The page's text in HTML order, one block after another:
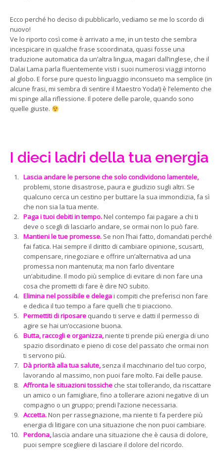
Ecco perché ho deciso di pubblicarlo, vediamo se me lo scordo di
nuovo!
Ve lo riporto così come è arrivato a me, in un testo che sembra
incespicare in qualche frase scoordinata, quasi fosse una
traduzione automatica da un’altra lingua, magari dall’inglese, che il
Dalai Lama parla fluentemente visti i suoi numerosi viaggi intorno
al globo. E forse pure questo linguaggio inconsueto ma semplice (in
alcune frasi, mi sembra di sentire il Maestro Yoda!) è l’elemento che
mi spinge alla riflessione. Il potere delle parole, quando sono
quelle giuste.
I dieci ladri della tua energia
Lascia andare le persone che solo condividono lamentele,
problemi, storie disastrose, paura e giudizio sugli altri. Se
qualcuno cerca un cestino per buttare la sua immondizia, fa sì
che non sia la tua mente.
Paga i tuoi debiti in tempo.Nel contempo fai pagare a chi ti
deve o scegli di lasciarlo andare, se ormai non lo può fare.
Mantieni le tue promesse.Se non l’hai fatto, domandati perché
fai fatica. Hai sempre il diritto di cambiare opinione, scusarti,
compensare, rinegoziare e offrire un’alternativa ad una
promessa non mantenuta; ma non farlo diventare
un’abitudine. Il modo più semplice di evitare di non fare una
cosa che prometti di fare è dire NO subito.
Elimina nel possibile e delegai compiti che preferisci non fare
e dedica il tuo tempo a fare quelli che ti piacciono.
Permettiti di riposarequando ti serve e datti il permesso di
agire se hai un’occasione buona.
Butta, raccogli e organizza,niente ti prende più energia di uno
spazio disordinato e pieno di cose del passato che ormai non
ti servono più.
Dà priorità alla tua salute,senza il macchinario del tuo corpo,
lavorando al massimo, non puoi fare molto. Fai delle pause.
Affronta le situazioni tossicheche stai tollerando, da riscattare
un amico o un famigliare, fino a tollerare azioni negative di un
compagno o un gruppo; prendi l’azione necessaria.
Accetta.Non per rassegnazione, ma niente ti fa perdere più
energia di litigare con una situazione che non puoi cambiare.
Perdona,lascia andare una situazione che è causa di dolore,
puoi sempre scegliere di lasciare il dolore del ricordo.